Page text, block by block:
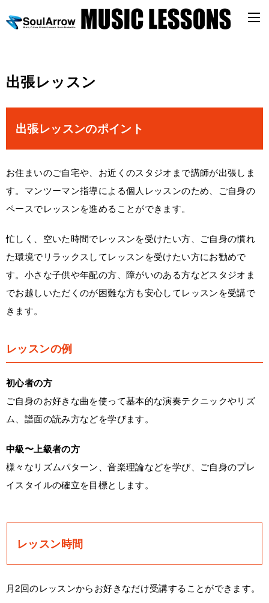
出張レッスン
出張レッスンのポイント
お住まいのご自宅や、お近くのスタジオまで講師が出張しま
す。マンツーマン指導による個人レッスンのため、ご自身の
ペースでレッスンを進めることができます。
忙しく、空いた時間でレッスンを受けたい方、ご自身の慣れ
た環境でリラックスしてレッスンを受けたい方にお勧めで
す。小さな子供や年配の方、障がいのある方などスタジオま
でお越しいただくのが困難な方も安心してレッスンを受講で
きます。
レッスンの例
初心者の方
ご自身のお好きな曲を使って基本的な演奏テクニックやリズ
ム、譜面の読み方などを学びます。
中級〜上級者の方
様々なリズムパターン、音楽理論などを学び、ご自身のプレ
イスタイルの確立を目標とします。
レッスン時間
月2回のレッスンからお好きなだけ受講することができます。